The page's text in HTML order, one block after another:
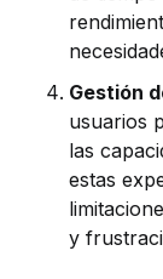
Gestión
usuarios
las
estas
y